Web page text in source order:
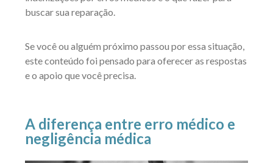
buscar sua reparação.
Se você ou alguém próximo passou por essa situação,
este conteúdo foi pensado para oferecer as respostas
e o apoio que você precisa.
A diferença entre erro médico e
negligência médica